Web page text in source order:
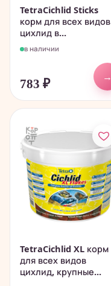
TetraCichlid Sticks
корм для всех видов
цихлид в...
в наличии
783 ₽
→
TetraCichlid XL корм
для всех видов
цихлид, крупные...